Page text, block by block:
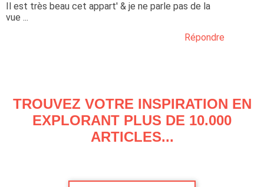
Il est très beau cet appart' & je ne parle pas de la
vue ...
Répondre
TROUVEZ VOTRE INSPIRATION EN
EXPLORANT PLUS DE 10.000
ARTICLES...